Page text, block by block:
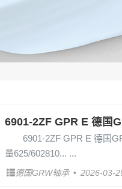
6901-2ZF GPR E 德国
6901-2ZF GPR E 德国
量625/602810...
德国GRW轴承 • 2026-03-